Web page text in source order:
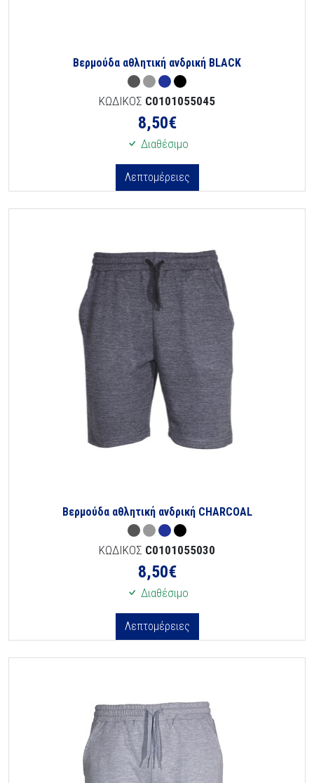
Βερμούδα αθλητική ανδρική BLACK
ΚΩΔΙΚΟΣ C0101055045
8,50€
Διαθέσιμο
Λεπτομέρειες
Βερμούδα αθλητική ανδρική CHARCOAL
ΚΩΔΙΚΟΣ C0101055030
8,50€
Διαθέσιμο
Λεπτομέρειες